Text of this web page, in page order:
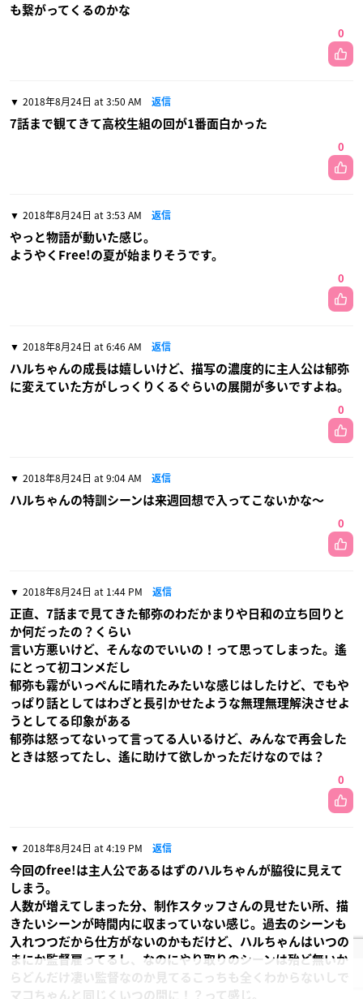
も繋がってくるのかな
0
2018年8月24日 at 3:50 AM 返信
7話まで観てきて高校生組の回が1番面白かった
0
2018年8月24日 at 3:53 AM 返信
やっと物語が動いた感じ。
ようやくFree!の夏が始まりそうです。
0
2018年8月24日 at 6:46 AM 返信
ハルちゃんの成長は嬉しいけど、描写の濃度的に主人公は郁弥
に変えていた方がしっくりくるぐらいの展開が多いですよね。
0
2018年8月24日 at 9:04 AM 返信
ハルちゃんの特訓シーンは来週回想で入ってこないかな〜
0
2018年8月24日 at 1:44 PM 返信
正直、7話まで見てきた郁弥のわだかまりや日和の立ち回りと
か何だったの？くらい
言い方悪いけど、そんなのでいいの！って思ってしまった。遙
にとって初コンメだし
郁弥も霧がいっぺんに晴れたみたいな感じはしたけど、でもや
っぱり話としてはわざと長引かせたような無理無理解決させよ
うとしてる印象がある
郁弥は怒ってないって言ってる人いるけど、みんなで再会した
ときは怒ってたし、遙に助けて欲しかっただけなのでは？
0
2018年8月24日 at 4:19 PM 返信
今回のfree!は主人公であるはずのハルちゃんが脇役に見えて
しまう。
人数が増えてしまった分、制作スタッフさんの見せたい所、描
きたいシーンが時間内に収まっていない感じ。過去のシーンも
入れつつだから仕方がないのかもだけど、ハルちゃんはいつの
まにか監督雇ってるし、なのにやり取りのシーンは殆ど無いか
らどんだけ凄い監督なのか見てるこっちも全くわからないしで
マコちゃんと同じくいつの間に！？って感じ。